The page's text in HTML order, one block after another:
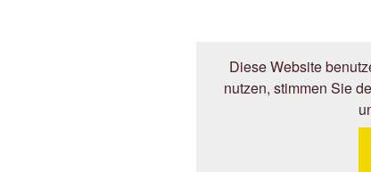
Diese Website
nutzen, stimmen Sie